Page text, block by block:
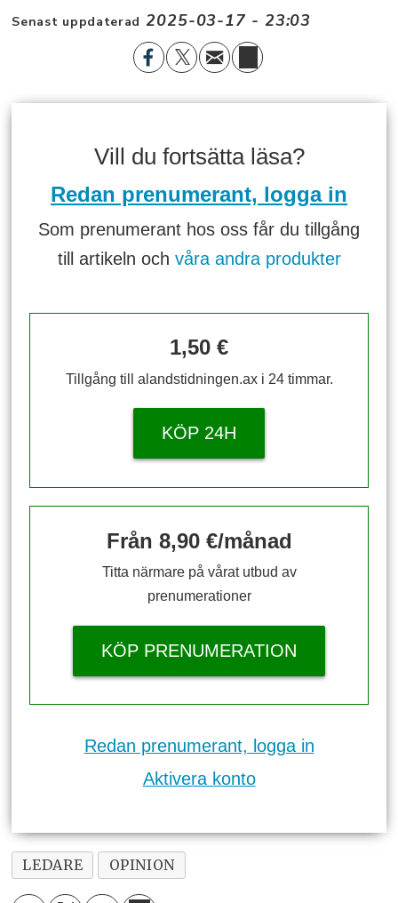
Senast uppdaterad 2025-03-17 - 23:03
Vill du fortsätta läsa?
Redan prenumerant, logga in
Som prenumerant hos oss får du tillgång
till artikeln och våra andra produkter
1,50 €
Tillgång till alandstidningen.ax i 24 timmar.
KÖP 24H
Från 8,90 €/månad
Titta närmare på vårat utbud av
prenumerationer
KÖP PRENUMERATION
Redan prenumerant, logga in
Aktivera konto
LEDARE OPINION